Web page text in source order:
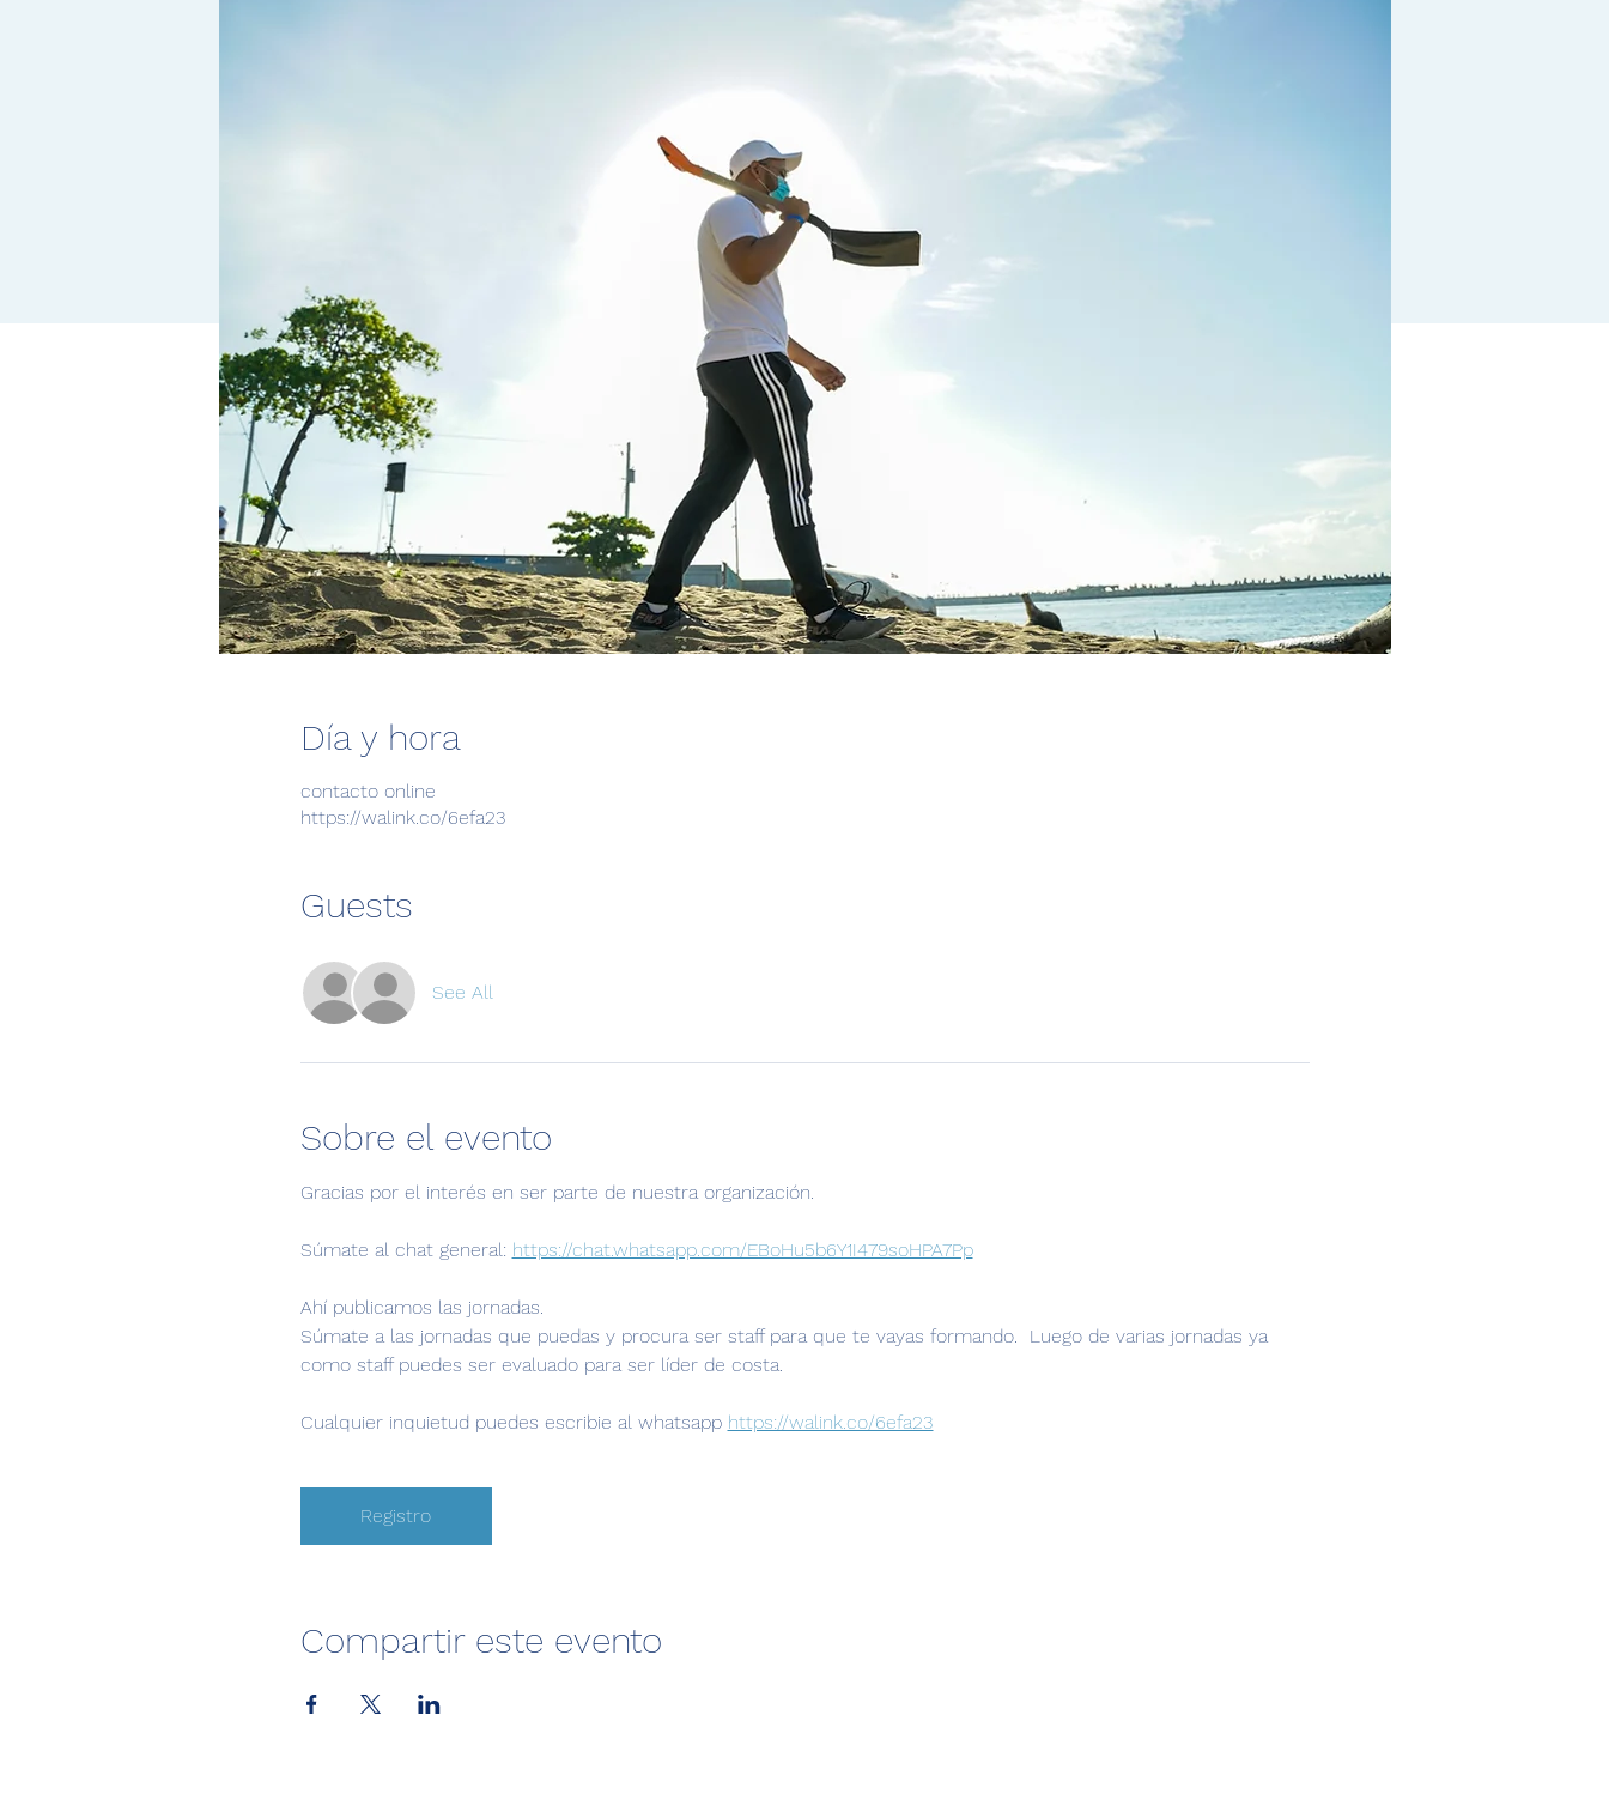
Día y hora
contacto online
https://walink.co/6efa23
Guests
See All
Sobre el evento
Gracias por el interés en ser parte de nuestra organización.
Súmate al chat general: https://chat.whatsapp.com/EBoHu5b6Y1I479soHPA7Pp
Ahí publicamos las jornadas.
Súmate a las jornadas que puedas y procura ser staff para que te vayas formando.  Luego de varias jornadas ya
como staff puedes ser evaluado para ser líder de costa.
Cualquier inquietud puedes escribie al whatsapp https://walink.co/6efa23
Registro
Compartir este evento